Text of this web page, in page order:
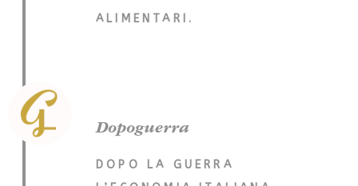
ALIMENTARI.
Dopoguerra
DOPO LA GUERRA